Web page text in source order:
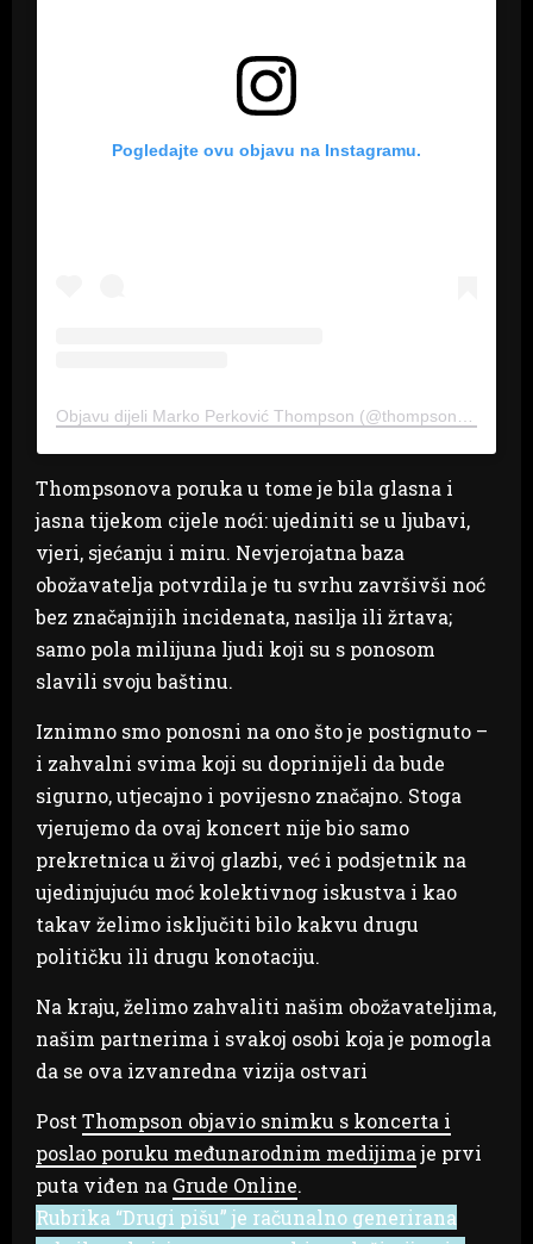
Pogledajte ovu objavu na Instagramu.
Thompsonova poruka u tome je bila glasna i
jasna tijekom cijele noći: ujediniti se u ljubavi,
vjeri, sjećanju i miru. Nevjerojatna baza
obožavatelja potvrdila je tu svrhu završivši noć
bez značajnijih incidenata, nasilja ili žrtava;
samo pola milijuna ljudi koji su s ponosom
slavili svoju baštinu.
Iznimno smo ponosni na ono što je postignuto –
i zahvalni svima koji su doprinijeli da bude
sigurno, utjecajno i povijesno značajno. Stoga
vjerujemo da ovaj koncert nije bio samo
prekretnica u živoj glazbi, već i podsjetnik na
ujedinjujuću moć kolektivnog iskustva i kao
takav želimo isključiti bilo kakvu drugu
političku ili drugu konotaciju.
Na kraju, želimo zahvaliti našim obožavateljima,
našim partnerima i svakoj osobi koja je pomogla
da se ova izvanredna vizija ostvari
Post Thompson objavio snimku s koncerta i
poslao poruku međunarodnim medijimaje prvi
puta viđen na Grude Online.
Rubrika “Drugi pišu” je računalno generirana